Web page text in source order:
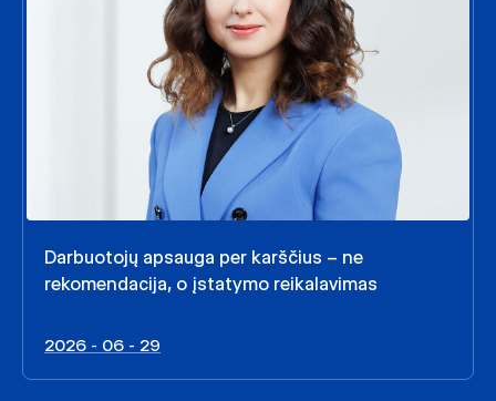
Darbuotojų apsauga per karščius – ne
rekomendacija, o įstatymo reikalavimas
2026 - 06 - 29